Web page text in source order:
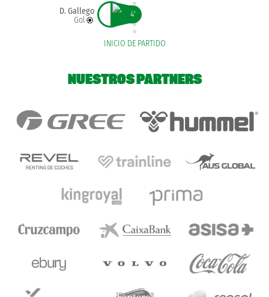
4'
D. Gallego
Gol
INICIO DE PARTIDO
NUESTROS PARTNERS